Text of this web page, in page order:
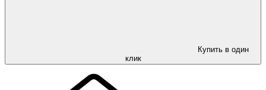
Купить в один
клик